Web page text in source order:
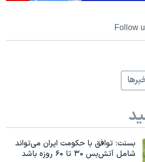
Follow
بسنت: توافق با حکومت ایران می‌تواند
شامل آتش‌بس ۳۰ تا ۶۰ روزه باشد